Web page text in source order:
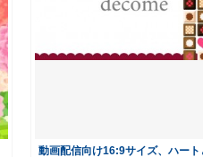
動画配信向け16:9サイズ、ハート